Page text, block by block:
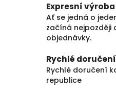
Expresní výroba
Ať se jedná o
začíná nejpozději
objednávky.
Rychlé
Rychlé doručení
republice